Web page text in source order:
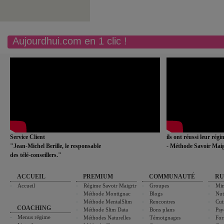
Aujourdhui.com en 1 clic !
Service Client
"Jean-Michel Berille, le responsable
des télé-conseillers."
ils ont réussi leur
- Méthode Savoir
ACCUEIL
Accueil
COACHING
Menus régime
PREMIUM
Régime Savoir Maigrir
Méthode Montignac
Méthode MentalSlim
Méthode Slim Data
Méthodes Naturelles
COMMUNAUTÉ
Groupes
Blogs
Rencontres
Bons plans
Témoignages